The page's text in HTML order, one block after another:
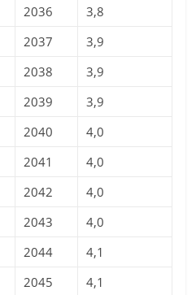
2036
3,8
2037
3,9
2038
3,9
2039
3,9
2040
4,0
2041
4,0
2042
4,0
2043
4,0
2044
4,1
2045
4,1